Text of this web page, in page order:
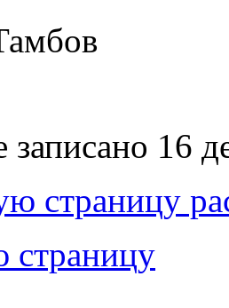
записано 16
страницу
страницу